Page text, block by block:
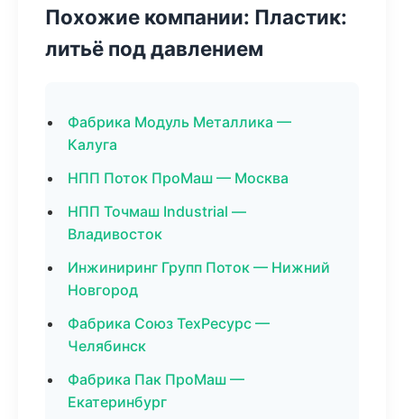
Похожие компании: Пластик:
литьё под давлением
Фабрика Модуль Металлика —
Калуга
НПП Поток ПроМаш — Москва
НПП Точмаш Industrial —
Владивосток
Инжиниринг Групп Поток — Нижний
Новгород
Фабрика Союз ТехРесурс —
Челябинск
Фабрика Пак ПроМаш —
Екатеринбург